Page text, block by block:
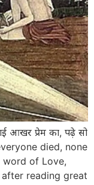
आखर प्रेम का, पढ़े सो
died, none
word of Love,
reading great